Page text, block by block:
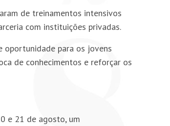
de treinamentos intensivos
com instituições privadas.
oportunidade para os jovens
de conhecimentos e reforçar os
e 21 de agosto, um